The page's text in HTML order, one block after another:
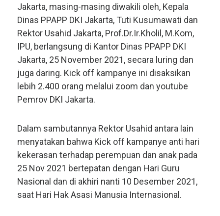
Jakarta, masing-masing diwakili oleh, Kepala
Dinas PPAPP DKI Jakarta, Tuti Kusumawati dan
Rektor Usahid Jakarta, Prof.Dr.Ir.Kholil, M.Kom,
IPU, berlangsung di Kantor Dinas PPAPP DKI
Jakarta, 25 November 2021, secara luring dan
juga daring. Kick off kampanye ini disaksikan
lebih 2.400 orang melalui zoom dan youtube
Pemrov DKI Jakarta.
Dalam sambutannya Rektor Usahid antara lain
menyatakan bahwa Kick off kampanye anti hari
kekerasan terhadap perempuan dan anak pada
25 Nov 2021 bertepatan dengan Hari Guru
Nasional dan di akhiri nanti 10 Desember 2021,
saat Hari Hak Asasi Manusia Internasional.